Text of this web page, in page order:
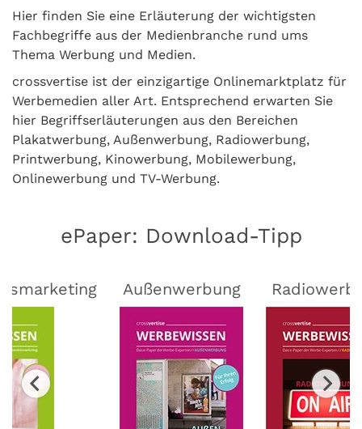
Hier finden Sie eine Erläuterung der wichtigsten
Fachbegriffe aus der Medienbranche rund ums
Thema Werbung und Medien.
crossvertise ist der einzigartige Onlinemarktplatz für
Werbemedien aller Art. Entsprechend erwarten Sie
hier Begriffserläuterungen aus den Bereichen
Plakatwerbung, Außenwerbung, Radiowerbung,
Printwerbung, Kinowerbung, Mobilewerbung,
Onlinewerbung und TV-Werbung.
ePaper: Download-Tipp
Außenwerbung